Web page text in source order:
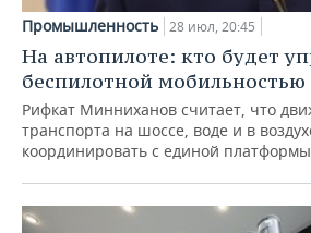
Промышленность 28 июл, 20:45
На автопилоте: кто будет
беспилотной мобильностью
Рифкат Минниханов считает, что
транспорта на шоссе, воде и в
координировать с единой платформы